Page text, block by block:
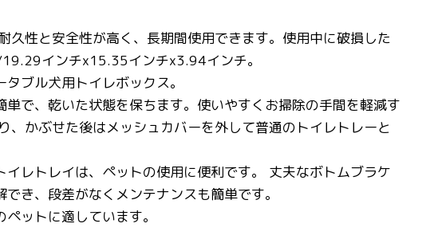
久性と安全性が高く、長期間使用できます。使用中に破損した
インチx15.35インチx3.94インチ。
ブル犬用トイレボックス。
で、乾いた状態を保ちます。使いやすくお掃除の手間を軽減す
かぶせた後はメッシュカバーを外して普通のトイレトレーと
レトレイは、ペットの使用に便利です。 丈夫なボトムブラケ
き、段差がなくメンテナンスも簡単です。
ットに適しています。